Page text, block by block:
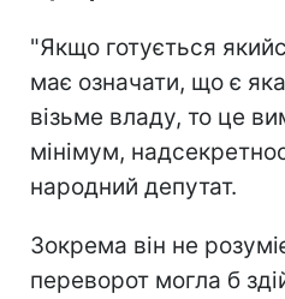
"Якщо готується
має означати, що є
візьме владу, то це
мінімум,
народний депутат.
Зокрема він не
переворот могла б